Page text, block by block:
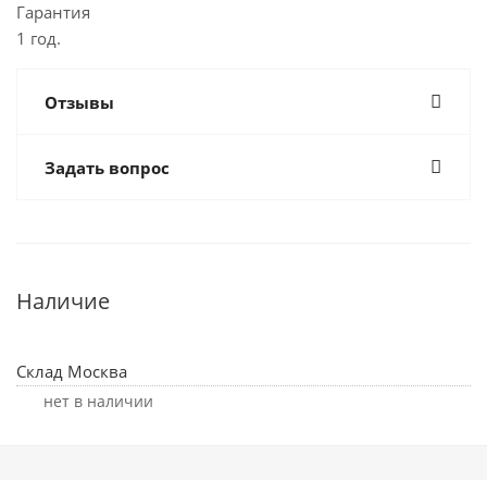
Гарантия
1 год.
Отзывы
Задать вопрос
Наличие
Склад Москва
Нет в наличии